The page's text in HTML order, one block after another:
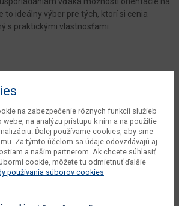
to ideálny výber pre tých, ktorí si cenia
s praktickými vlastnosťami.
100 cm
1 ks
2.307 m3
na zabezpečenie rôznych funkcií služieb
na analýzu prístupu k nim a na použitie
Ďalej používame cookies, aby sme
Za týmto účelom sa údaje odovzdávajú aj
a našim partnerom. Ak chcete súhlasiť
cookie, môžete tu odmietnuť ďalšie
používania súborov cookies